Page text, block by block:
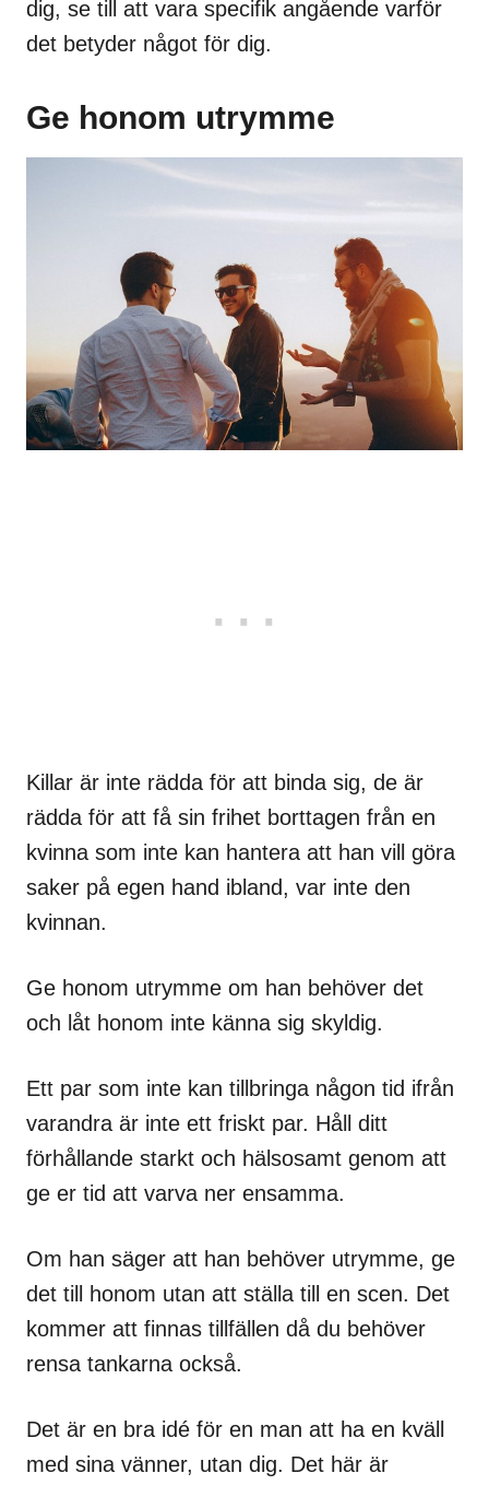
dig, se till att vara specifik angående varför
det betyder något för dig.
Ge honom utrymme
Killar är inte rädda för att binda sig, de är
rädda för att få sin frihet borttagen från en
kvinna som inte kan hantera att han vill göra
saker på egen hand ibland, var inte den
kvinnan.
Ge honom utrymme om han behöver det
och låt honom inte känna sig skyldig.
Ett par som inte kan tillbringa någon tid ifrån
varandra är inte ett friskt par. Håll ditt
förhållande starkt och hälsosamt genom att
ge er tid att varva ner ensamma.
Om han säger att han behöver utrymme, ge
det till honom utan att ställa till en scen. Det
kommer att finnas tillfällen då du behöver
rensa tankarna också.
Det är en bra idé för en man att ha en kväll
med sina vänner, utan dig. Det här är